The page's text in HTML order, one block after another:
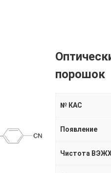
порошок
№ КАС
Появление
Чистота